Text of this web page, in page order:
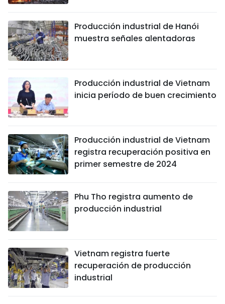
РУССКИЙ
Producción industrial de Hanói
muestra señales alentadoras
Producción industrial de Vietnam
inicia período de buen crecimiento
Producción industrial de Vietnam
registra recuperación positiva en
primer semestre de 2024
Phu Tho registra aumento de
producción industrial
Vietnam registra fuerte
recuperación de producción
industrial